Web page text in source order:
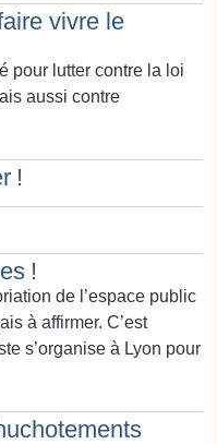
vivre le
pour lutter contre la loi
aussi contre
!
!
de l’espace public
à affirmer. C’est
s’organise à Lyon pour